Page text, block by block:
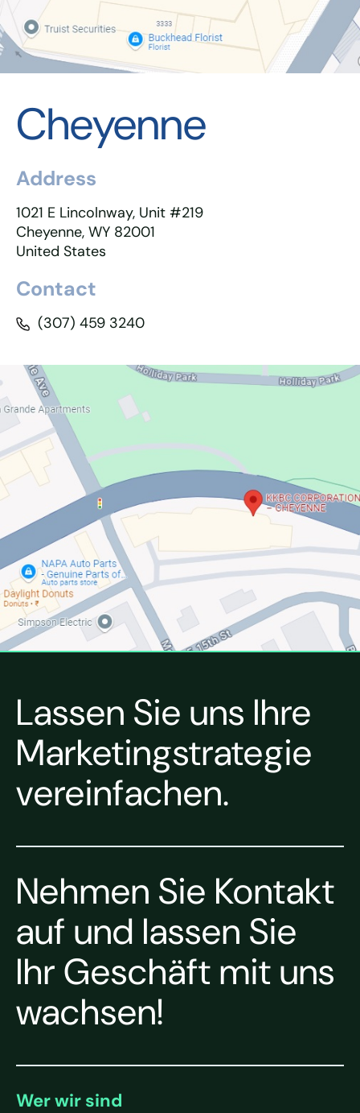
Cheyenne
Address
1021 E Lincolnway, Unit #219
Cheyenne, WY 82001
United States
Contact
(307) 459 3240
Lassen Sie uns Ihre
Marketingstrategie
vereinfachen.
Nehmen Sie Kontakt
auf und lassen Sie
Ihr Geschäft mit uns
wachsen!
Wer wir sind